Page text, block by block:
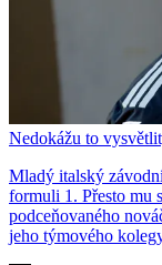
Nedokážu to
Mladý italský
formuli 1. Přesto mu
podceňovaného
jeho týmového